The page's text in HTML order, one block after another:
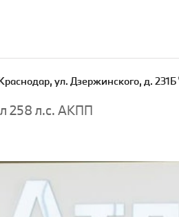
ул. Дзержинского, д. 231Б
258 л.с. АКПП